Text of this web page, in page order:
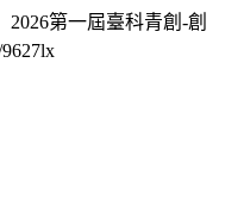
2026第一屆臺科青創-創